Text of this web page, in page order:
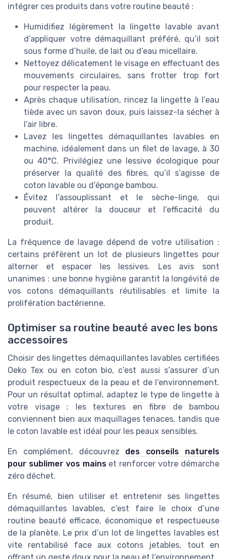
intégrer ces produits dans votre routine beauté :
Humidifiez légèrement la lingette lavable avant
d’appliquer votre démaquillant préféré, qu’il soit
sous forme d’huile, de lait ou d’eau micellaire.
Nettoyez délicatement le visage en effectuant des
mouvements circulaires, sans frotter trop fort
pour respecter la peau.
Après chaque utilisation, rincez la lingette à l’eau
tiède avec un savon doux, puis laissez-la sécher à
l’air libre.
Lavez les lingettes démaquillantes lavables en
machine, idéalement dans un filet de lavage, à 30
ou 40°C. Privilégiez une lessive écologique pour
préserver la qualité des fibres, qu’il s’agisse de
coton lavable ou d’éponge bambou.
Évitez l’assouplissant et le sèche-linge, qui
peuvent altérer la douceur et l’efficacité du
produit.
La fréquence de lavage dépend de votre utilisation :
certains préfèrent un lot de plusieurs lingettes pour
alterner et espacer les lessives. Les avis sont
unanimes : une bonne hygiène garantit la longévité de
vos cotons démaquillants réutilisables et limite la
prolifération bactérienne.
Optimiser sa routine beauté avec les bons
accessoires
Choisir des lingettes démaquillantes lavables certifiées
Oeko Tex ou en coton bio, c’est aussi s’assurer d’un
produit respectueux de la peau et de l’environnement.
Pour un résultat optimal, adaptez le type de lingette à
votre visage : les textures en fibre de bambou
conviennent bien aux maquillages tenaces, tandis que
le coton lavable est idéal pour les peaux sensibles.
En complément, découvrez des conseils naturels
pour sublimer vos mainset renforcer votre démarche
zéro déchet.
En résumé, bien utiliser et entretenir ses lingettes
démaquillantes lavables, c’est faire le choix d’une
routine beauté efficace, économique et respectueuse
de la planète. Le prix d’un lot de lingettes lavables est
vite rentabilisé face aux cotons jetables, tout en